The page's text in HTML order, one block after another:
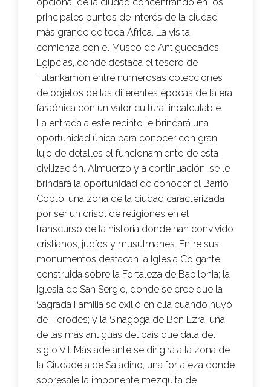
opcional de la ciudad concentrando en los
principales puntos de interés de la ciudad
más grande de toda África. La visita
comienza con el Museo de Antigüedades
Egipcias, donde destaca el tesoro de
Tutankamón entre numerosas colecciones
de objetos de las diferentes épocas de la era
faraónica con un valor cultural incalculable.
La entrada a este recinto le brindará una
oportunidad única para conocer con gran
lujo de detalles el funcionamiento de esta
civilización. Almuerzo y a continuación, se le
brindará la oportunidad de conocer el Barrio
Copto, una zona de la ciudad caracterizada
por ser un crisol de religiones en el
transcurso de la historia donde han convivido
cristianos, judíos y musulmanes. Entre sus
monumentos destacan la Iglesia Colgante,
construida sobre la Fortaleza de Babilonia; la
Iglesia de San Sergio, donde se cree que la
Sagrada Familia se exilió en ella cuando huyó
de Herodes; y la Sinagoga de Ben Ezra, una
de las más antiguas del país que data del
siglo VII. Más adelante se dirigirá a la zona de
la Ciudadela de Saladino, una fortaleza donde
sobresale la imponente mezquita de